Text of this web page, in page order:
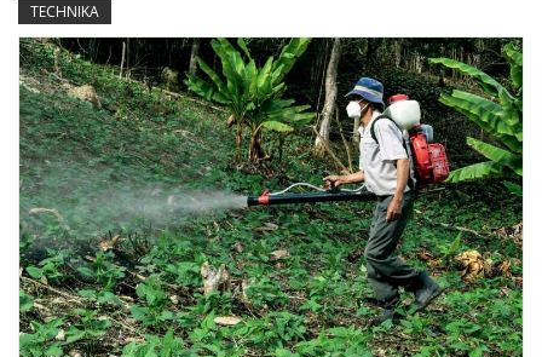
TECHNIKA